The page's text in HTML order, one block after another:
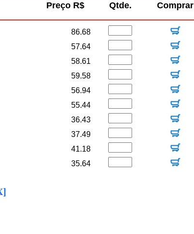
Preço R$ Qtde. Comprar
86.68
57.64
58.61
59.58
56.94
55.44
36.43
37.49
41.18
35.64